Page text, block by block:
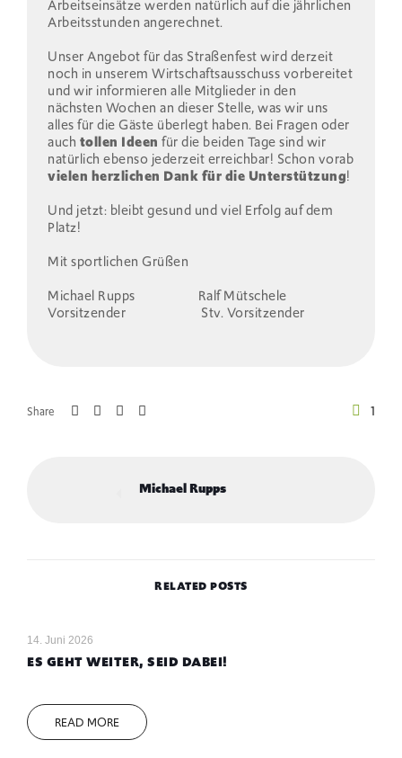
Arbeitseinsätze werden natürlich auf die jährlichen
Arbeitsstunden angerechnet.
Unser Angebot für das Straßenfest wird derzeit
noch in unserem Wirtschaftsausschuss vorbereitet
und wir informieren alle Mitglieder in den
nächsten Wochen an dieser Stelle, was wir uns
alles für die Gäste überlegt haben. Bei Fragen oder
auch tollen Ideenfür die beiden Tage sind wir
natürlich ebenso jederzeit erreichbar! Schon vorab
vielen herzlichen Dank für die Unterstützung!
Und jetzt: bleibt gesund und viel Erfolg auf dem
Platz!
Mit sportlichen Grüßen
Michael Rupps Ralf Mütschele
Vorsitzender Stv. Vorsitzender
Share 1
Michael Rupps
RELATED POSTS
14. Juni 2026
ES GEHT WEITER, SEID DABEI!
READ MORE